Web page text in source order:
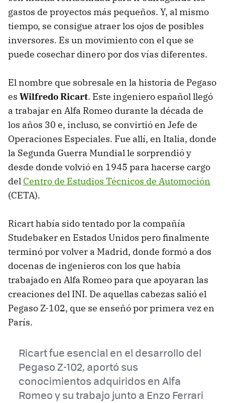
gastos de proyectos más pequeños. Y, al mismo
tiempo, se consigue atraer los ojos de posibles
inversores. Es un movimiento con el que se
puede cosechar dinero por dos vías diferentes.
El nombre que sobresale en la historia de Pegaso
es Wilfredo Ricart. Este ingeniero español llegó
a trabajar en Alfa Romeo durante la década de
los años 30 e, incluso, se convirtió en Jefe de
Operaciones Especiales. Fue allí, en Italia, donde
la Segunda Guerra Mundial le sorprendió y
desde donde volvió en 1945 para hacerse cargo
del Centro de Estudios Técnicos de Automoción
(CETA).
Ricart había sido tentado por la compañía
Studebaker en Estados Unidos pero finalmente
terminó por volver a Madrid, donde formó a dos
docenas de ingenieros con los que había
trabajado en Alfa Romeo para que apoyaran las
creaciones del INI. De aquellas cabezas salió el
Pegaso Z-102, que se enseñó por primera vez en
París.
Ricart fue esencial en el desarrollo del
Pegaso Z-102, aportó sus
conocimientos adquiridos en Alfa
Romeo y su trabajo junto a Enzo Ferrari